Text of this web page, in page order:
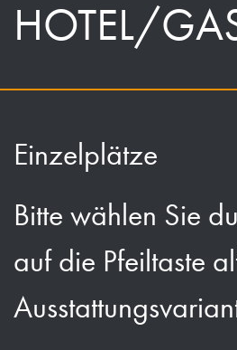
HOTEL/
Einzelplätze
Bitte wählen Sie
auf die Pfeiltaste